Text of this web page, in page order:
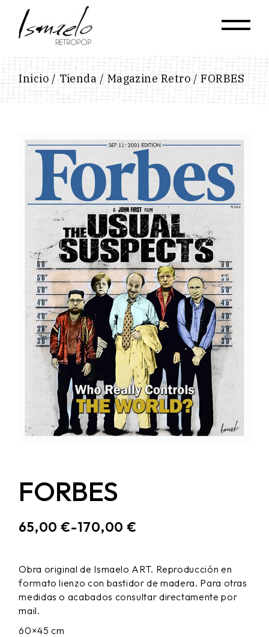
content
Inicio Tienda Magazine Retro FORBES
FORBES
65,00 €-170,00 €
RANGO
DESDE
65,00 €
HASTA
170,00 €
Obra original de Ismaelo ART. Reproducción en
formato lienzo con bastidor de madera. Para otras
medidas o acabados consultar directamente por
mail.
60×45 cm